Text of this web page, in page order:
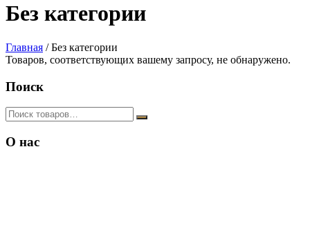
Без категории
Главная / Без категории
Товаров, соответствующих вашему запросу, не обнаружено.
Поиск
О нас